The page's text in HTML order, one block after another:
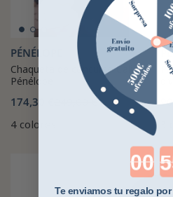
PÉNÉLOPE
Chaqueta de concurso Calista
Pénélope
174,30 €
249,00 €
4 colores
Te enviamos tu regalo